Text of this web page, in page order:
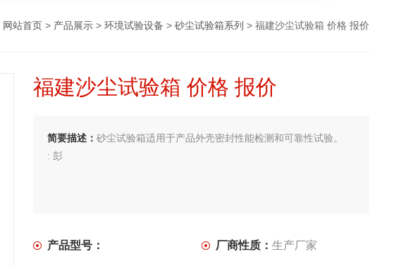
网站首页 > 产品展示 > 环境试验设备 > 砂尘试验箱系列 > 福建沙尘试验箱 价格 报价
福建沙尘试验箱 价格 报价
简要描述： 砂尘试验箱适用于产品外壳密封性能检测和可靠性试验。
: 彭
产品型号： 厂商性质： 生产厂家